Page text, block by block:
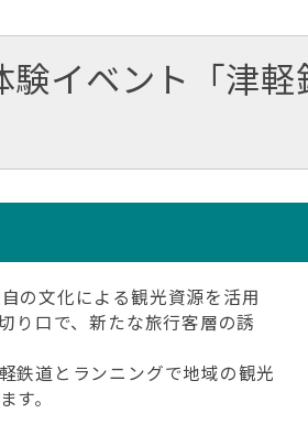
イベント「津軽
の文化による観光資源を活用
り口で、新たな旅行客層の誘
鉄道とランニングで地域の観光
。